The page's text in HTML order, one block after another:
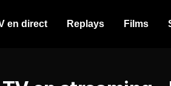
en direct Replays Films